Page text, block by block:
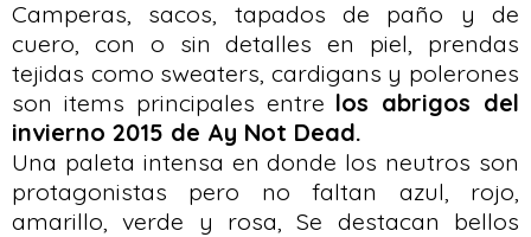
Camperas, sacos, tapados de paño y de
cuero, con o sin detalles en piel, prendas
tejidas como sweaters, cardigans y polerones
son items principales entre los abrigos del
invierno 2015 de Ay Not Dead.
Una paleta intensa en donde los neutros son
protagonistas pero no faltan azul, rojo,
amarillo, verde y rosa, Se destacan bellos